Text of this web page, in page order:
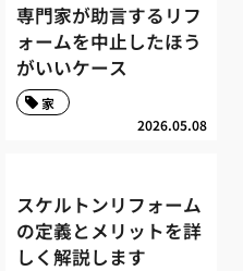
専門家が助言するリフ
ォームを中止したほう
がいいケース
2026.05.08
家
スケルトンリフォーム
の定義とメリットを詳
しく解説します